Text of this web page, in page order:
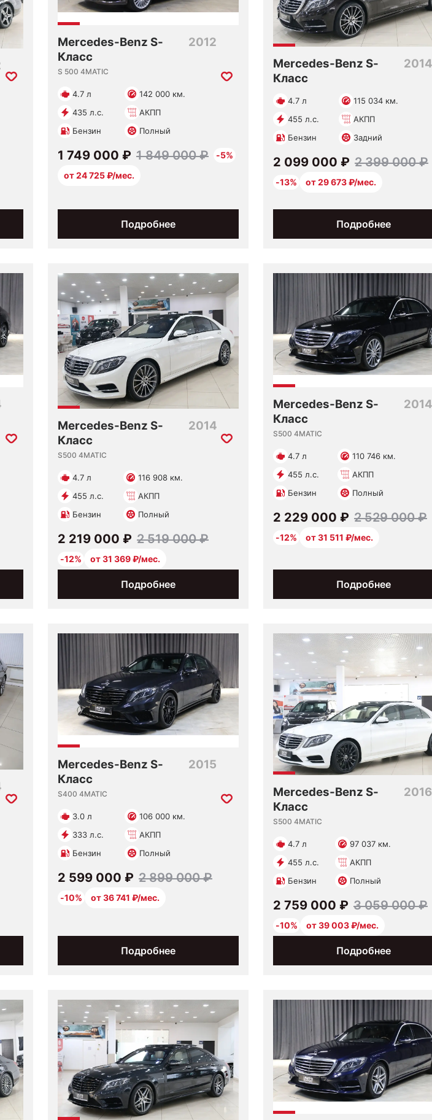
Mercedes-Benz S-
Класс
2012
S 500 4MATIC
4.7 л
142 000 км.
435 л.с.
АКПП
Бензин
Полный
Подробнее
1 749 000 ₽ 1 849 000 ₽
-5%
от 24 725 ₽/мес.
Mercedes-Benz S-
Класс
2014
4.7 л
115 034 км.
455 л.с.
АКПП
Бензин
Задний
Подробнее
2 099 000 ₽ 2 399 000 ₽
-13% от 29 673 ₽/мес.
Mercedes-Benz S-
Класс
2014
S500 4MATIC
4.7 л
116 908 км.
455 л.с.
АКПП
Бензин
Полный
Подробнее
2 219 000 ₽ 2 519 000 ₽
-12% от 31 369 ₽/мес.
Mercedes-Benz S-
Класс
2014
S500 4MATIC
4.7 л
110 746 км.
455 л.с.
АКПП
Бензин
Полный
Подробнее
2 229 000 ₽ 2 529 000 ₽
-12% от 31 511 ₽/мес.
Mercedes-Benz S-
Класс
2015
S400 4MATIC
3.0 л
106 000 км.
333 л.с.
АКПП
Бензин
Полный
Подробнее
2 599 000 ₽ 2 899 000 ₽
-10% от 36 741 ₽/мес.
Mercedes-Benz S-
Класс
2016
S500 4MATIC
4.7 л
97 037 км.
455 л.с.
АКПП
Бензин
Полный
Подробнее
2 759 000 ₽ 3 059 000 ₽
-10% от 39 003 ₽/мес.